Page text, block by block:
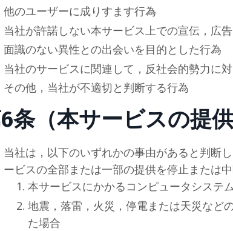
他のユーザーに成りすます行為
当社が許諾しない本サービス上での宣伝，広
面識のない異性との出会いを目的とした行為
当社のサービスに関連して，反社会的勢力に
その他，当社が不適切と判断する行為
条（本サービスの提供
当社は，以下のいずれかの事由があると判断
ービスの全部または一部の提供を停止または
本サービスにかかるコンピュータシステ
地震，落雷，火災，停電または天災など
た場合